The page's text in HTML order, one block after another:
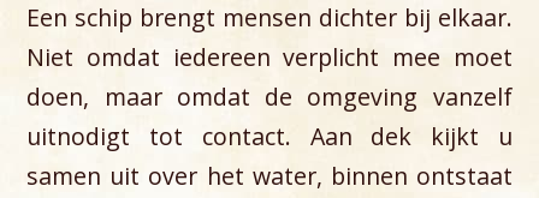
Een schip brengt mensen dichter bij elkaar.
Niet omdat iedereen verplicht mee moet
doen, maar omdat de omgeving vanzelf
uitnodigt tot contact. Aan dek kijkt u
samen uit over het water, binnen ontstaat